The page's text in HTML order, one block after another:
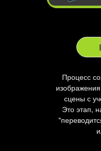
Процесс
сцены с
Это этап,